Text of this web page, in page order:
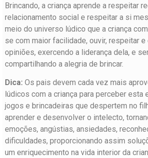
Brincando, a criança aprende a respeitar
relacionamento social e respeitar a si
meio do universo lúdico que a criança
se com maior facilidade, ouvir, respeitar
opiniões, exercendo a liderança dela, e
compartilhando a alegria de brincar.
Dica: Os pais devem cada vez mais
lúdicos com a criança para perceber esta
jogos e brincadeiras que despertem no
aprender e desenvolver o intelecto,
emoções, angústias, ansiedades,
dificuldades, proporcionando assim
um enriquecimento na vida interior da